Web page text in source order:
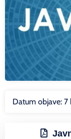
Datum objave: 7